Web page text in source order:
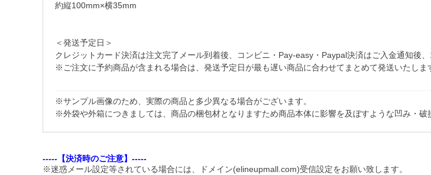
約縦100mm×横35mm
＜発送予定日＞
クレジットカード決済は注文完了メール到着後、コンビニ・Pay-easy・Paypal決済はご入金通知後
※ご注文に予約商品が含まれる場合は、発送予定日が最も遅い商品に合わせてまとめて発送いたしま
※サンプル画像のため、実際の商品と多少異なる場合がございます。
※外袋や外箱につきましては、商品の梱包材となりますため商品本体に影響を及ぼすような凹み・破
-----【決済時のご注意】-----
※迷惑メール設定等されている場合には、ドメイン(elineupmall.com)受信設定をお願い致します。